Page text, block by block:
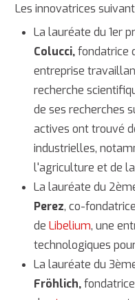
Les innovatrices
La lauréate du 1er
Colucci,fondatrice
entreprise
recherche
de ses recherches
actives ont trouvé
industrielles,
l'agriculture et de
La lauréate du
Perez, co-
de Libelium, une
technologiques
La lauréate du
Fröhlich,